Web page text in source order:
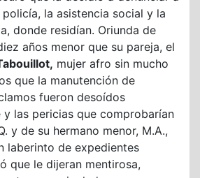
la asistencia social y la
donde residían. Oriunda de
años menor que su pareja, el
mujer afro sin mucho
que la manutención de
fueron desoídos
y las pericias que comprobarían
y de su hermano menor, M.A.,
laberinto de expedientes
que le dijeran mentirosa,